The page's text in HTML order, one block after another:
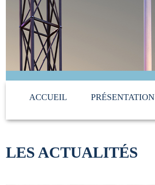
ACCUEIL PRÉSENTATION
LES ACTUALITÉS